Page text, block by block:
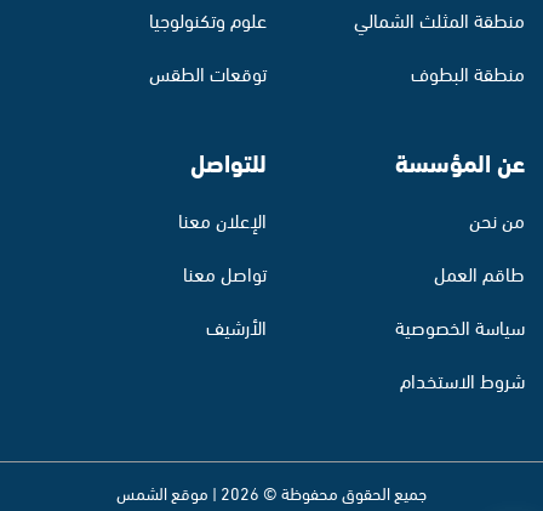
منطقة المثلث الشمالي
منطقة البطوف
علوم وتكنولوجيا
توقعات الطقس
عن المؤسسة
من نحن
طاقم العمل
سياسة الخصوصية
شروط الاستخدام
للتواصل
الإعلان معنا
تواصل معنا
الأرشيف
جميع الحقوق محفوظة © 2026 | موقع الشمس